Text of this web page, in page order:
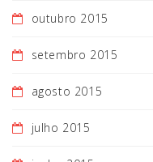
outubro 2015
setembro 2015
agosto 2015
julho 2015